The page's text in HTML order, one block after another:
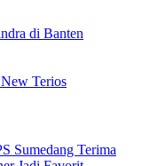
di Banten
Terios